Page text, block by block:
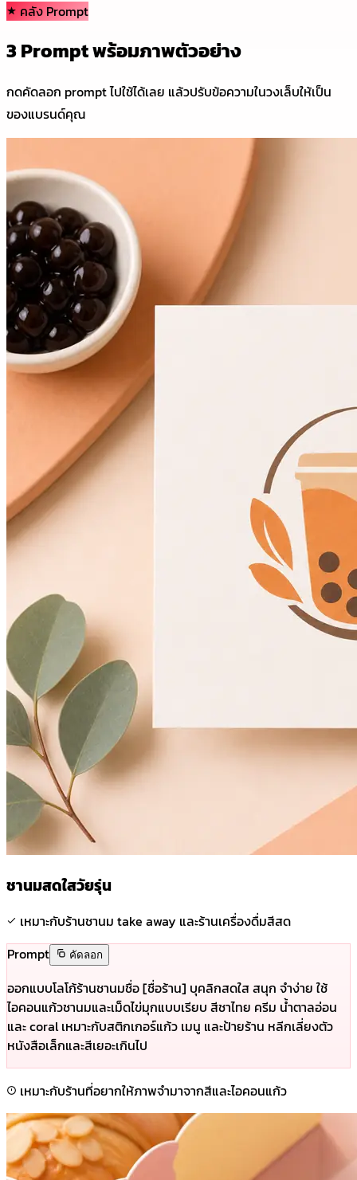
คลัง Prompt
3 Prompt พร้อมภาพตัวอย่าง
กดคัดลอก prompt ไปใช้ได้เลย แล้วปรับข้อความในวงเล็บให้เป็น
ของแบรนด์คุณ
ชานมสดใสวัยรุ่น
เหมาะกับร้านชานม take away และร้านเครื่องดื่มสีสด
Prompt
คัดลอก
ออกแบบโลโก้ร้านชานมชื่อ [ชื่อร้าน] บุคลิกสดใส สนุก จำง่าย ใช้
ไอคอนแก้วชานมและเม็ดไข่มุกแบบเรียบ สีชาไทย ครีม น้ำตาลอ่อน
และ coral เหมาะกับสติกเกอร์แก้ว เมนู และป้ายร้าน หลีกเลี่ยงตัว
หนังสือเล็กและสีเยอะเกินไป
เหมาะกับร้านที่อยากให้ภาพจำมาจากสีและไอคอนแก้ว